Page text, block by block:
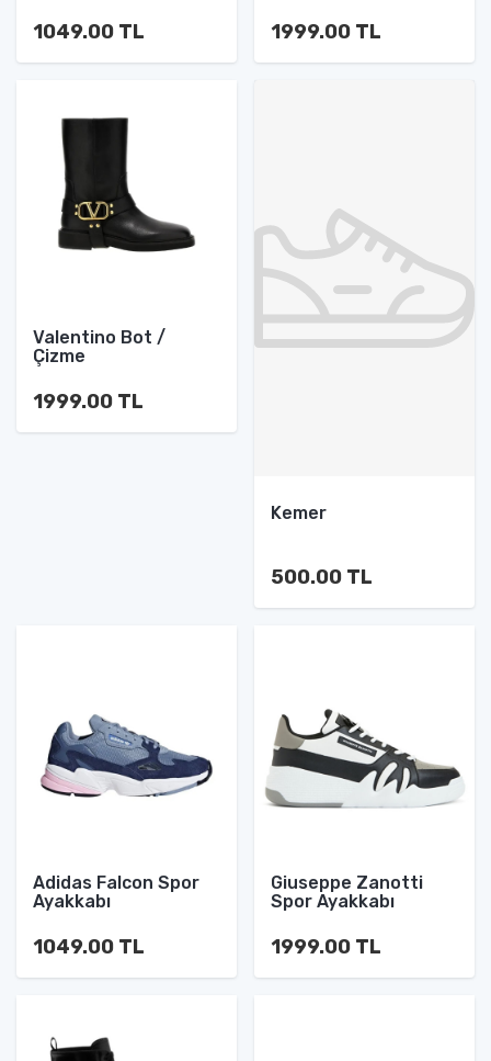
1049.00 TL 1999.00 TL
Valentino Bot /
Çizme
1999.00 TL
Kemer
500.00 TL
Adidas Falcon Spor
Ayakkabı
1049.00 TL
Giuseppe Zanotti
Spor Ayakkabı
1999.00 TL